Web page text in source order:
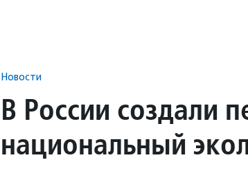
Новости
В России создали
национальный